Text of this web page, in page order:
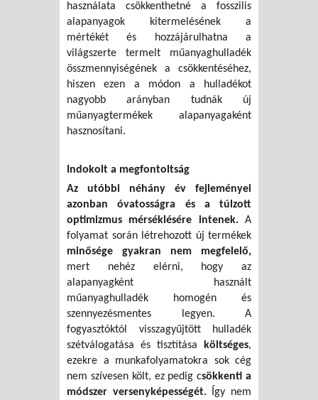
használata csökkenthetné a fosszilis
alapanyagok kitermelésének a
mértékét és hozzájárulhatna a
világszerte termelt műanyaghulladék
összmennyiségének a csökkentéséhez,
hiszen ezen a módon a hulladékot
nagyobb arányban tudnák új
műanyagtermékek alapanyagaként
hasznosítani.
Indokolt a megfontoltság
Az utóbbi néhány év fejleményei
azonban óvatosságra és a túlzott
optimizmus mérséklésére intenek.A
folyamat során létrehozott új termékek
minősége gyakran nem megfelelő,
mert nehéz elérni, hogy az
alapanyagként használt
műanyaghulladék homogén és
szennyezésmentes legyen. A
fogyasztóktól visszagyűjtött hulladék
szétválogatása és tisztítása költséges,
ezekre a munkafolyamatokra sok cég
nem szívesen költ, ez pedig csökkenti a
módszer versenyképességét.Így nem